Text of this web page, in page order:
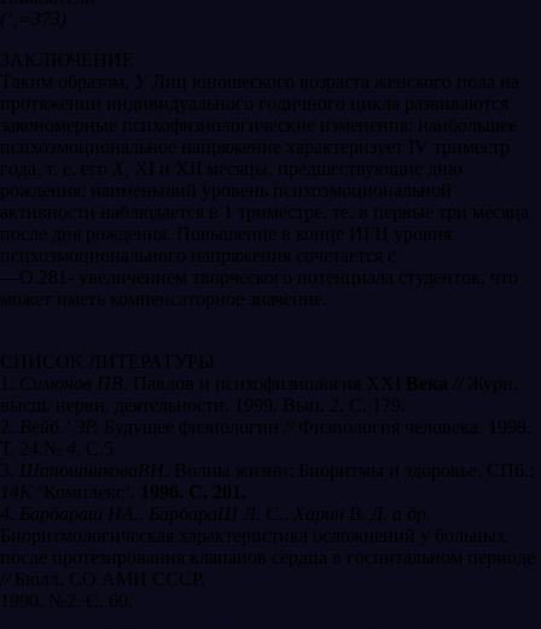
(‘‚=373)
ЗАКЛЮЧЕНИЕ
Таким образом,
У
Лиц юношеского возраста женского пола на
протяжении индивидуального годичного цикла развиваются
закономерные психофизиологические изменения: наибольшее
психоэмоциональное напряжение характеризует IV триместр
года, т. е. его Х,
ХI и ХII месяцы, предшествующие дню
рождения; наименьший уровень психоэмоциональной
активности наблюдается в 1 триместре. те. в первые три месяца
после дня рождения. Повышение в конце ИГЦ уровня
псцхоэмоционального напряжения сочетается с
—О.281- увеличением творческого потенциала студенток, что
может иметь компенсаторное значение.
СПИСОК ЛИТЕРАТУРЫ
1. Симонов ПВ. Павлов и психофизиология ХХI Века
Журн.
высш. нервн. деятельности. 1999. Вып. 2. С. 179.
2.
Вейб.’ ЭР. Будущее физиологии
Физиология человека. 1998.
Т. 24.№
4. С.5.
3.
ШапошниковаВИ. Волны жизни: Биоритмы и здоровье. СП6.:
14К ‘Комплекс’.
1996. С. 201.
4. Барбараш НА.. БарбараШ
Л. С.. Харин В. Д. а др.
Биоритмологическая характеристика осложнений у больных
после протезирования клапанов сердца в госпитальном периоде
Бюлл. СО АМИ СССР.
1990. №2. С. 60.